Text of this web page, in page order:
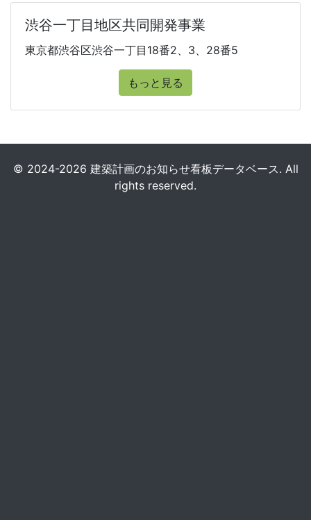
渋谷一丁目地区共同開発事業
東京都渋谷区渋谷一丁目18番2、3、28番5
もっと見る
© 2024-2026 建築計画のお知らせ看板データベース. All
rights reserved.